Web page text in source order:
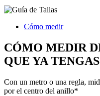
Cómo medir
CÓMO MEDIR
QUE YA TENGAS
Con un metro o una regla,
por el centro del anillo*